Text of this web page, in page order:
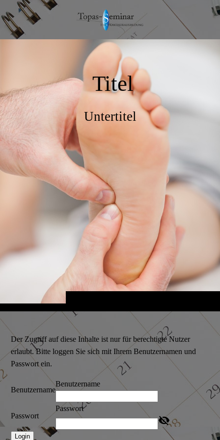
Titel
Untertitel
Der Zugriff auf diese Inhalte ist nur für berechtigte Nutzer
erlaubt. Bitte loggen Sie sich mit Ihrem Benutzernamen und
Passwort ein.
Benutzername
Benutzername
Passwort
Passwort
Login